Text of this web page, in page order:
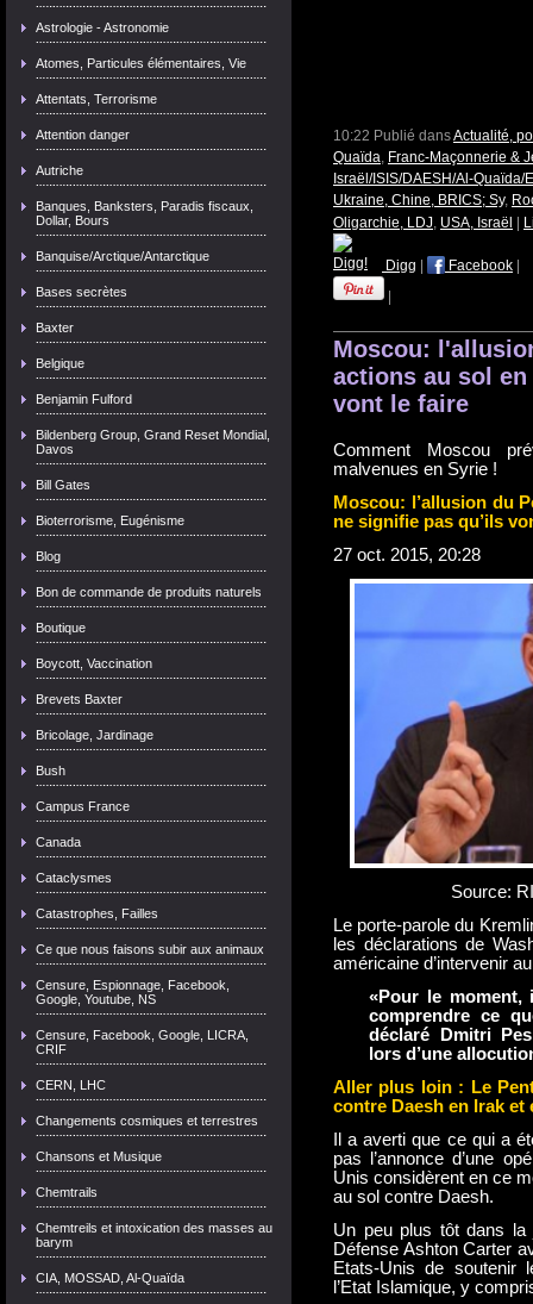
Astrologie - Astronomie
Atomes, Particules élémentaires, Vie
Attentats, Terrorisme
Attention danger
Autriche
Banques, Banksters, Paradis fiscaux,
Dollar, Bours
Banquise/Arctique/Antarctique
Bases secrètes
Baxter
Belgique
Benjamin Fulford
Bildenberg Group, Grand Reset Mondial,
Davos
Bill Gates
Bioterrorisme, Eugénisme
Blog
Bon de commande de produits naturels
Boutique
Boycott, Vaccination
Brevets Baxter
Bricolage, Jardinage
Bush
Campus France
Canada
Cataclysmes
Catastrophes, Failles
Ce que nous faisons subir aux animaux
Censure, Espionnage, Facebook,
Google, Youtube, NS
Censure, Facebook, Google, LICRA,
CRIF
CERN, LHC
Changements cosmiques et terrestres
Chansons et Musique
Chemtrails
Chemtreils et intoxication des masses au
barym
CIA, MOSSAD, Al-Quaïda
10:22 Publié dansActualité,
Quaïda, Franc-Maçonnerie &
Israël/ISIS/DAESH/Al-Quaïda/
Ukraine, Chine, BRICS; Sy,
Oligarchie, LDJ, USA, Israël
Digg Facebook
Moscou:
actions au sol
vont le faire
Comment Moscou
malvenues en Syrie !
Moscou: l’allusion du
ne signifie pas qu’ils
27 oct. 2015, 20:28
Source:
Le porte-parole du
les déclarations de
américaine d’intervenir
«Pour le
comprendre ce
déclaré Dmitri
lors d’une
Aller plus loin : Le
contre Daesh en Irak et
Il a averti que ce qui a
pas l’annonce d’une
Unis considèrent en ce
au sol contre Daesh.
Un peu plus tôt dans la
Défense Ashton Carter
Etats-Unis de soutenir
l’Etat Islamique, y